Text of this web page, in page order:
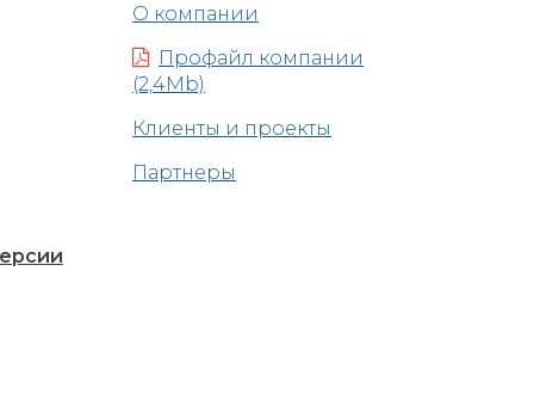
О компании
Профайл компании
(2,4Mb)
Клиенты и проекты
Партнеры